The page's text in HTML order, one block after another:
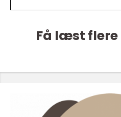
Få læst